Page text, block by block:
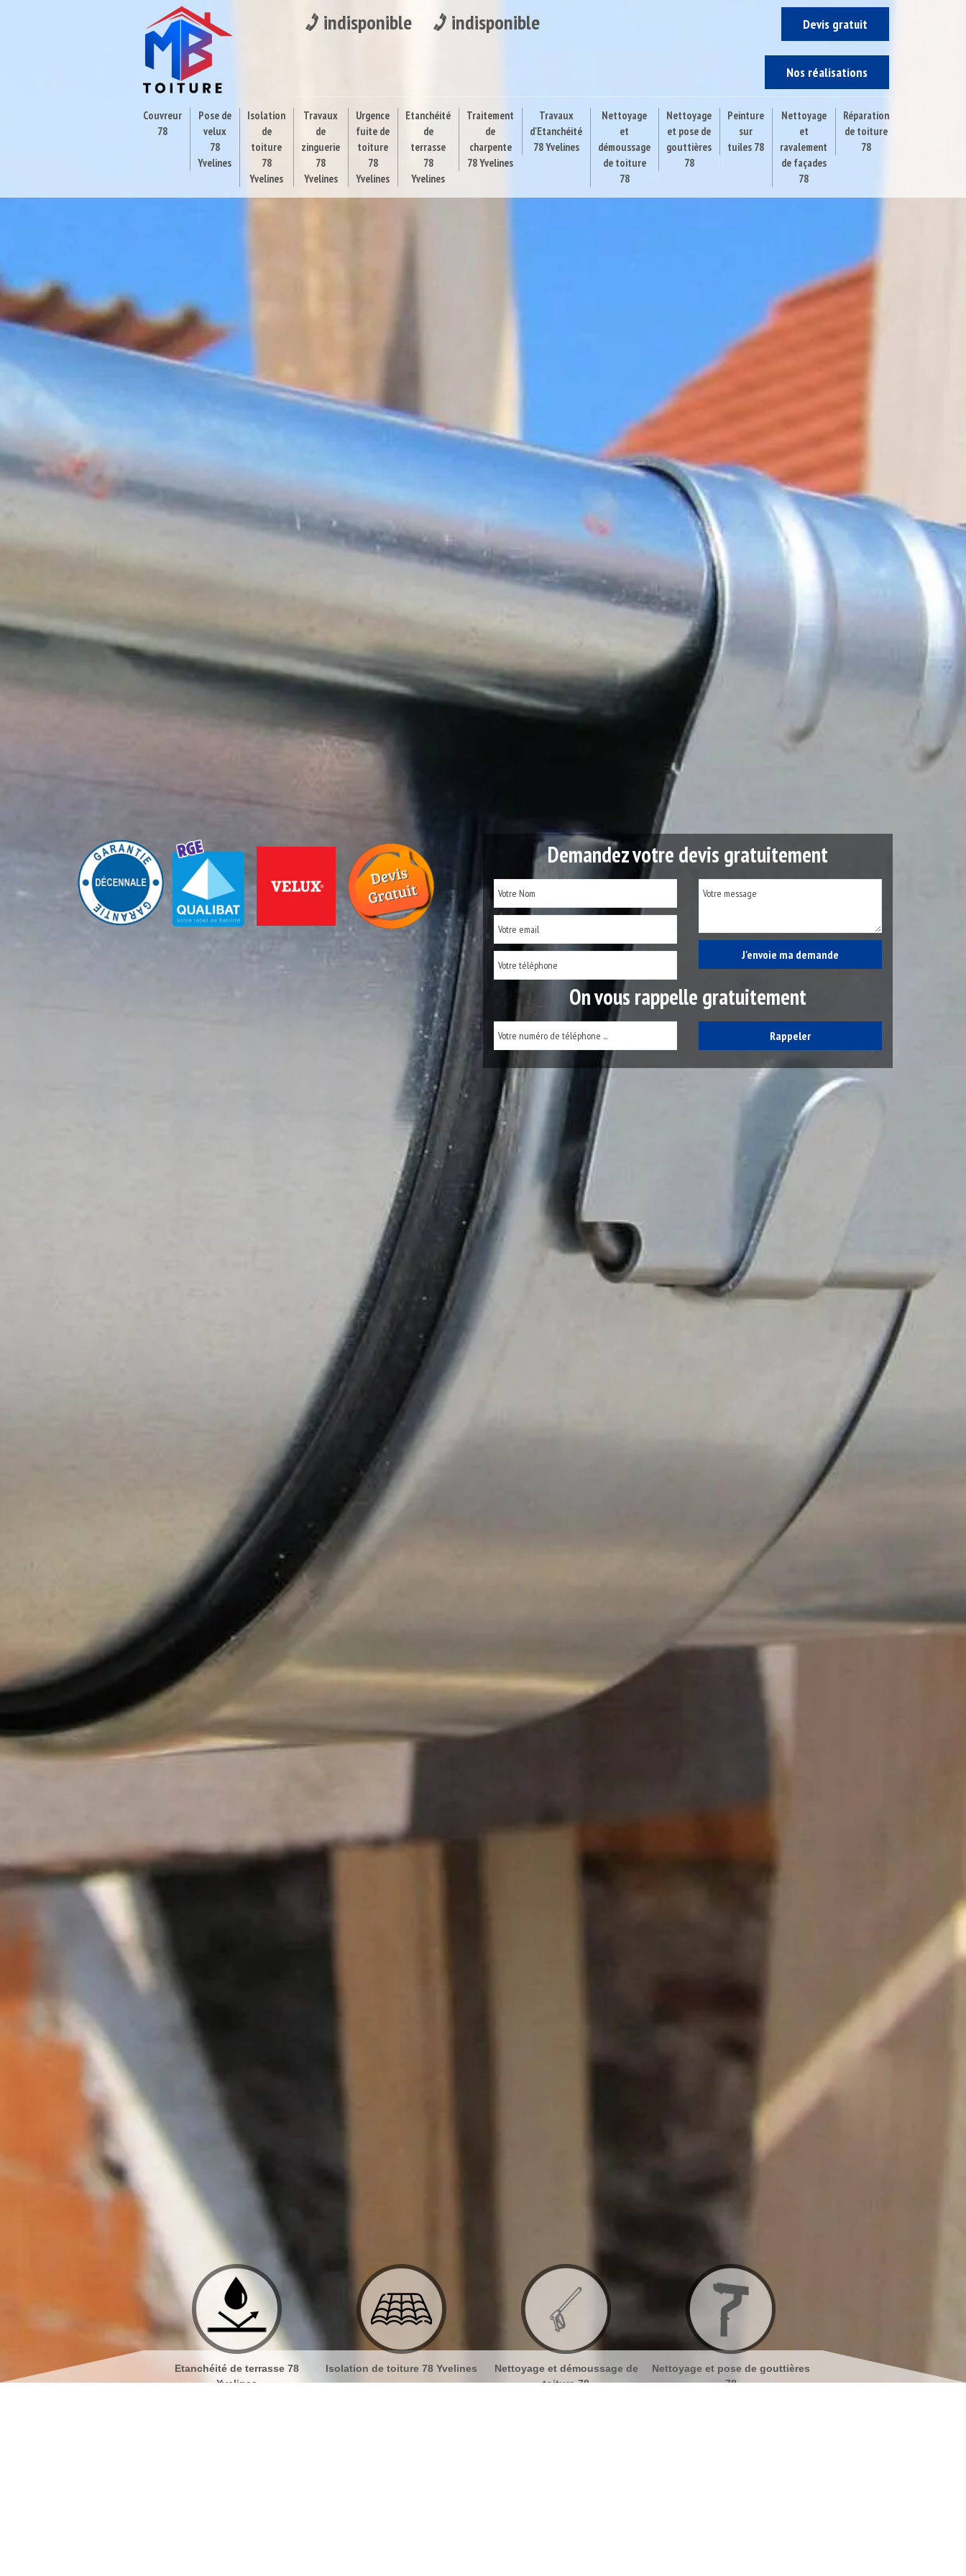
indisponible indisponible Devis gratuit
Nos réalisations
Couvreur
78
Pose de
velux
78
Yvelines
Isolation
de
toiture
78
Yvelines
Travaux
de
zinguerie
78
Yvelines
Urgence
fuite de
toiture
78
Yvelines
Etanchéité
de
terrasse
78
Yvelines
Traitement
de
charpente
78 Yvelines
Travaux
d'Etanchéité
78 Yvelines
Nettoyage
et
démoussage
de toiture
78
Nettoyage
et pose de
gouttières
78
Peinture
sur
tuiles 78
Nettoyage
et
ravalement
de façades
78
Réparation
de toiture
78
Demandez votre devis gratuitement
On vous rappelle gratuitement
Etanchéité de terrasse 78
Yvelines
Isolation de toiture 78 Yvelines
Nettoyage et démoussage de
toiture 78
Nettoyage et pose de gouttières
78
Nettoyage et ravalement de
façades 78
Peinture sur